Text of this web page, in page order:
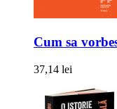
Cum sa
37,14 lei